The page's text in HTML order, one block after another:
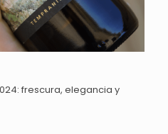
frescura, elegancia y